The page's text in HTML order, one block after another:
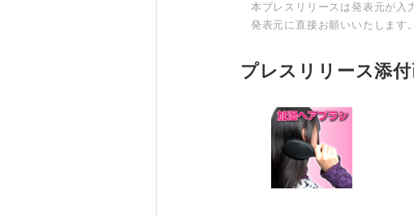
本プレスリリースは発表元が入
発表元に直接お願いいたします。
プレスリリース添